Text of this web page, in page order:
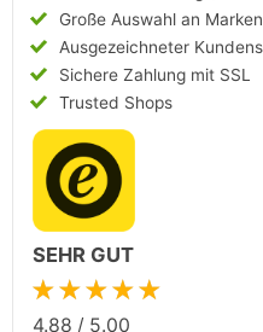
Große Auswahl an
Ausgezeichneter
Sichere Zahlung mit SSL
Trusted Shops
SEHR GUT
★★★★★
4.88 / 5.00